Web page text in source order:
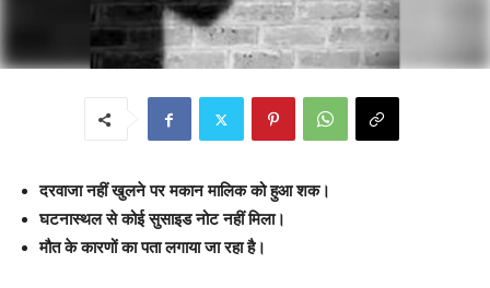
दरवाजा नहीं खुलने पर मकान मालिक को हुआ शक।
घटनास्थल से कोई सुसाइड नोट नहीं मिला।
मौत के कारणों का पता लगाया जा रहा है।